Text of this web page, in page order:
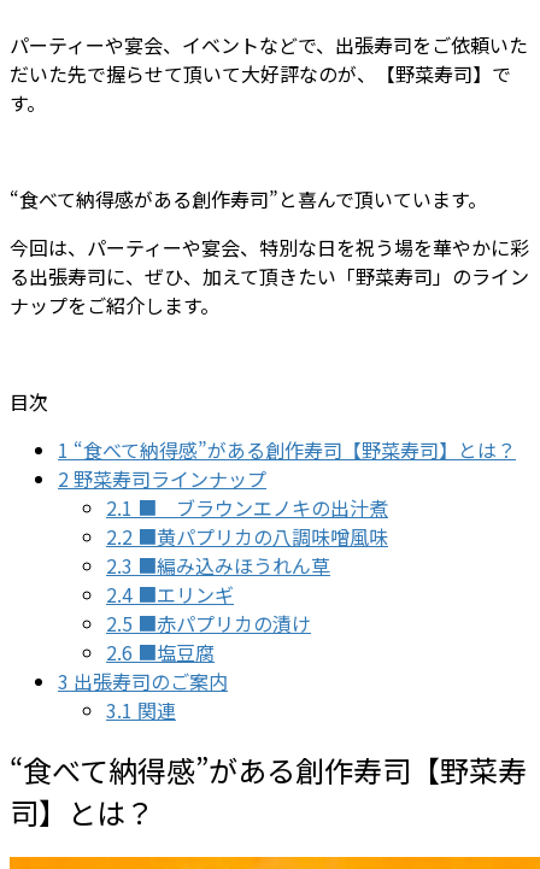
パーティーや宴会、イベントなどで、出張寿司をご依頼いた
だいた先で握らせて頂いて大好評なのが、【野菜寿司】で
す。
“食べて納得感がある創作寿司”と喜んで頂いています。
今回は、パーティーや宴会、特別な日を祝う場を華やかに彩
る出張寿司に、ぜひ、加えて頂きたい「野菜寿司」のライン
ナップをご紹介します。
目次
1 “食べて納得感”がある創作寿司【野菜寿司】とは？
2野菜寿司ラインナップ
2.1 ■ ブラウンエノキの出汁煮
2.2 ■黄パプリカの八調味噌風味
2.3 ■編み込みほうれん草
2.4 ■エリンギ
2.5 ■赤パプリカの漬け
2.6 ■塩豆腐
3 出張寿司のご案内
3.1 関連
“食べて納得感”がある創作寿司【野菜寿
司】とは？